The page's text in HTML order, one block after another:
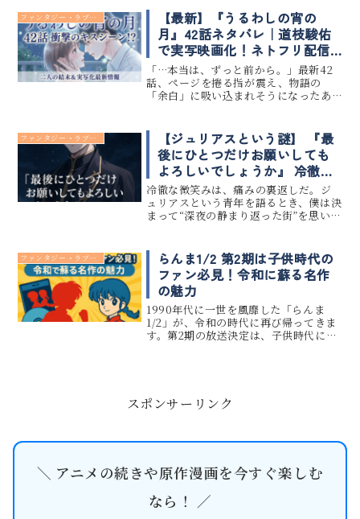
います。この記事では、「Si-Vis」...
ファンタジー・ラブコメ
【最新】『うるわしの宵の
月』42話ネタバレ｜道枝駿佑
で実写映画化！ネトフリ配信
の真相と二人の結末
「…本当は、ずっと前から。」最新42
話、ページを捲る指が震え、物語の
「余白」に吸い込まれそうになったあ
「王子」が大切に守り続けてきた境界
線が、蒼い月光に溶かされた夜。それ...
ファンタジー・ラブコメ
【ジュリアスという謎】 『最
後にひとつだけお願いしても
よろしいでしょうか』 冷徹な
微笑みの裏に隠された“痛みと
真実”を読む
冷徹な微笑みは、痛みの裏返しだ。ジ
ュリアスという青年を語るとき、僕は決
まって“深夜の静まり返った街”を思い出
の静寂とよく似ている。穏やかで、美
しい。けれど、その内側に...
ファンタジー・ラブコメ
らんま1/2 第2期は子供時代の
ファン必見！令和に蘇る名作
の魅力
1990年代に一世を風靡した「らんま
1/2」が、令和の時代に再び帰ってきま
す。第2期の放送決定は、子供時代に夢
スポンサーリンク
＼ アニメの続きや原作漫画を今すぐ楽しむ
なら！ ／